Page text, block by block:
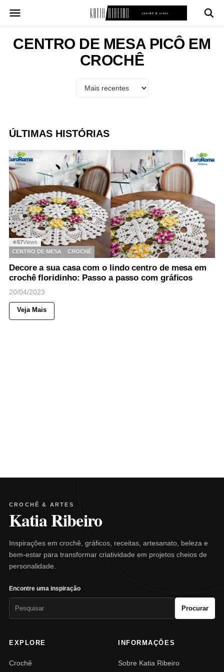
para
conteúdo
CENTRO DE MESA PICÔ EM
CROCHÊ
ÚLTIMAS HISTÓRIAS
◉57Views
CENTRO DE MESA
CROCHÊ
Decore a sua casa com o lindo centro de mesa em
crochê floridinho: Passo a passo com gráficos
20/04/2023
Veja Mais
CROCHÊ & ARTES
Katia Ribeiro
Inspirações em crochê, gráficos, receitas, artesanato, beleza e
bem-estar para transformar criatividade em projetos cheios de
personalidade.
Encontre uma inspiração
Procurar
EXPLORE
Crochê
INFORMAÇÕES
Sobre Katia Ribeiro